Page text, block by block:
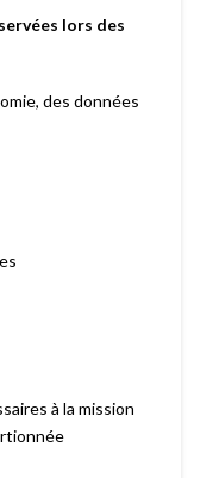
lors des
des données
à la mission